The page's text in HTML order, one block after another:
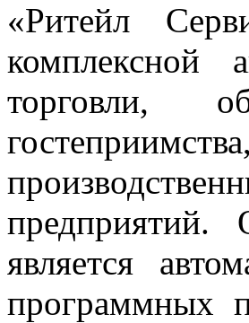
«Ритейл
комплексной
торговли,
является
программных